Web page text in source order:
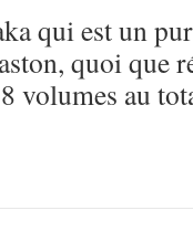
qui est un
quoi que
volumes au